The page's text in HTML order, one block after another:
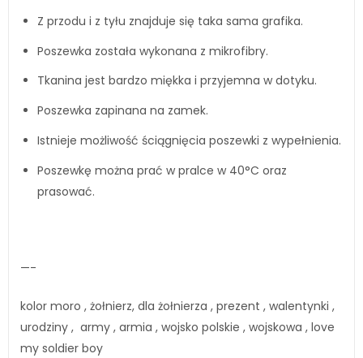
Z przodu i z tyłu znajduje się taka sama grafika.
Poszewka została wykonana z mikrofibry.
Tkanina jest bardzo miękka i przyjemna w dotyku.
Poszewka zapinana na zamek.
Istnieje możliwość ściągnięcia poszewki z wypełnienia.
Poszewkę można prać w pralce w 40°C oraz
prasować.
—-
kolor moro , żołnierz, dla żołnierza , prezent , walentynki ,
urodziny , army , armia , wojsko polskie , wojskowa , love
my soldier boy